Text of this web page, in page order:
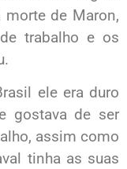
de Maron,
trabalho e os
ele era duro
gostava de ser
assim como
tinha as suas